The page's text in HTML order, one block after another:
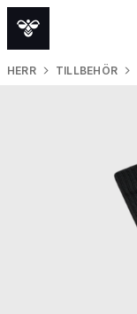
HERR TILLBEHÖR